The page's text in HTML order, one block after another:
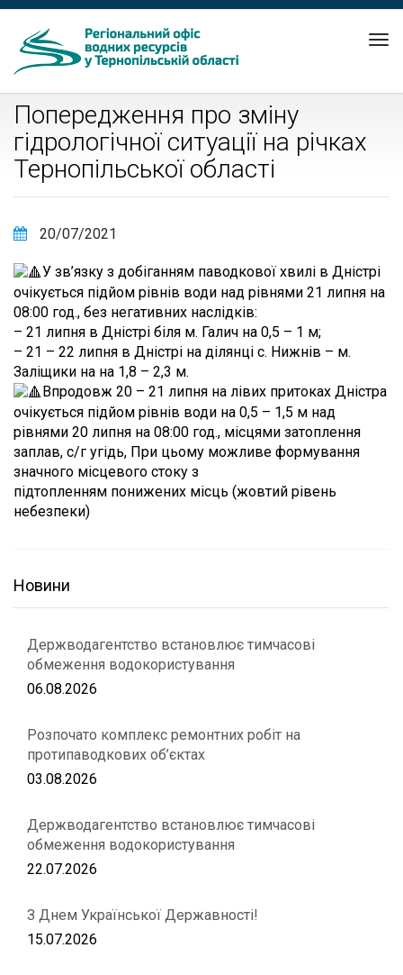
Попередження про зміну
гідрологічної ситуації на річках
Тернопільської області
20/07/2021
У зв’язку з добіганням паводкової хвилі в Днiстрi
очiкується пiдйом рiвнiв води над рiвнями 21 липня на
08:00 год., без негативних наслiдкiв:
– 21 липня в Дністрі біля м. Галич на 0,5 – 1 м;
– 21 – 22 липня в Дністрі на дiлянцi с. Нижнів – м.
Залiщики на на 1,8 – 2,3 м.
Впродовж 20 – 21 липня на лівих притоках Днiстра
очiкується пiдйом рiвнiв води на 0,5 – 1,5 м над
рiвнями 20 липня на 08:00 год., мiсцями затоплення
заплав, с/г угiдь, При цьому можливе формування
значного мiсцевого стоку з
пiдтопленням понижених місць (жовтий рiвень
небезпеки)
Новини
Держводагентство встановлює тимчасові
обмеження водокористування
06.08.2026
Розпочато комплекс ремонтних робіт на
протипаводкових об’єктах
03.08.2026
Держводагентство встановлює тимчасові
обмеження водокористування
22.07.2026
З Днем Української Державності!
15.07.2026